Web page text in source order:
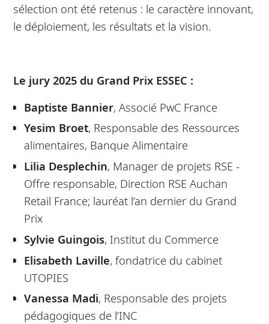
sélection ont été retenus : le caractère innovant,
le déploiement, les résultats et la vision.
Le jury 2025 du Grand Prix ESSEC :
Baptiste Bannier, Associé PwC France
Yesim Broet, Responsable des Ressources
alimentaires, Banque Alimentaire
Lilia Desplechin, Manager de projets RSE -
Offre responsable, Direction RSE Auchan
Retail France; lauréat l’an dernier du Grand
Prix
Sylvie Guingois, Institut du Commerce
Elisabeth Laville, fondatrice du cabinet
UTOPIES
Vanessa Madi, Responsable des projets
pédagogiques de l’INC